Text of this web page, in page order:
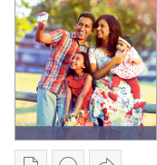
—
Awal
Plajahan
Cakepan
Suci
—
Awal
Plajahan
Cakepan
Suci
Cakepan
Suci